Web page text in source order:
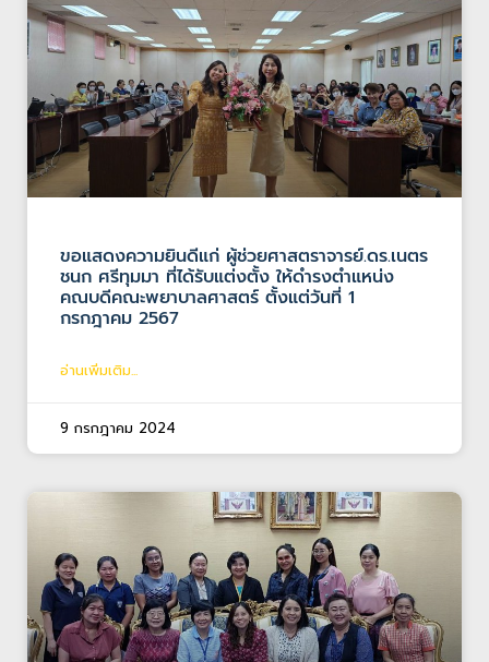
ขอแสดงความยินดีแก่ ผู้ช่วยศาสตราจารย์.ดร.เนตร
ชนก ศรีทุมมา ที่ได้รับแต่งตั้ง ให้ดำรงตำแหน่ง
คณบดีคณะพยาบาลศาสตร์ ตั้งแต่วันที่ 1
กรกฎาคม 2567
อ่านเพิ่มเติม...
9 กรกฎาคม 2024